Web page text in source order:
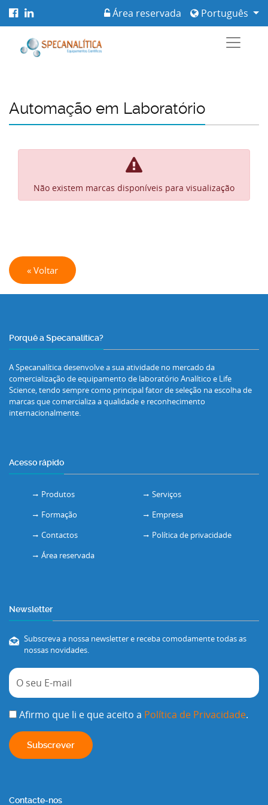
Português
Área reservada
Automação em Laboratório
Não existem marcas disponíveis para visualização
« Voltar
Porquê a Specanalítica?
A Specanalítica desenvolve a sua atividade no mercado da
comercialização de equipamento de laboratório Analítico e Life
Science, tendo sempre como principal fator de seleção na escolha de
marcas que comercializa a qualidade e reconhecimento
internacionalmente.
Acesso rápido
Produtos
Serviços
Formação
Empresa
Contactos
Política de privacidade
Área reservada
Newsletter
Subscreva a nossa newsletter e receba comodamente todas as
nossas novidades.
Afirmo que li e que aceito a Política de Privacidade.
Contacte-nos